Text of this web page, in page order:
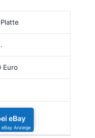
Euro
eBay